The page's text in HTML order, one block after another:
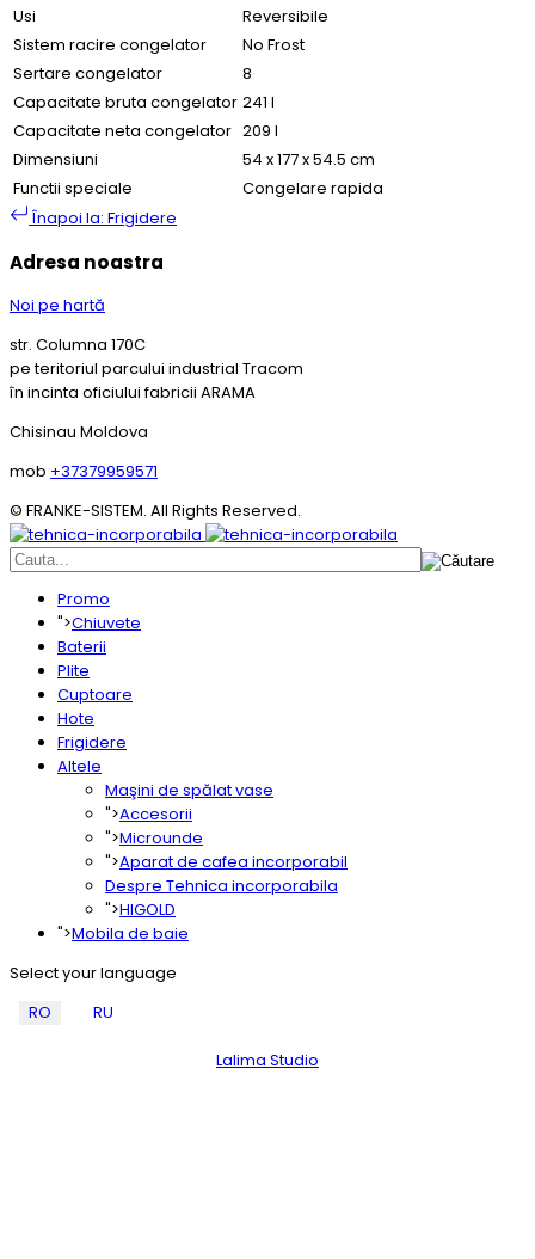
Usi
Reversibile
Sistem racire congelator
No Frost
Sertare congelator
8
Capacitate bruta congelator 241 l
Capacitate neta congelator 209 l
Dimensiuni
54 x 177 x 54.5 cm
Functii speciale
Congelare rapida
Înapoi la: Frigidere
Adresa noastra
Noi pe hartă
str. Columna 170C
pe teritoriul parcului industrial Tracom
în incinta oficiului fabricii ARAMA
Chisinau Moldova
mob +37379959571
© FRANKE-SISTEM. All Rights Reserved.
Promo
">Chiuvete
Baterii
Plite
Cuptoare
Hote
Frigidere
Altele
Maşini de spălat vase
">Accesorii
">Microunde
">Aparat de cafea incorporabil
Despre Tehnica incorporabila
">HIGOLD
">Mobila de baie
Select your language
RO
RU
Lalima Studio